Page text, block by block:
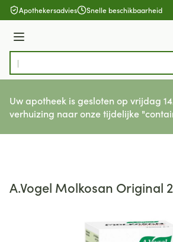
Ga naar de inhoud
Apothekersadvies Snelle beschikbaarheid
Menu
Product, merk, categorie...
Uw apotheek is gesloten op vrijdag
verhuizing naar onze tijdelijke
A.Vogel Molkosan Original